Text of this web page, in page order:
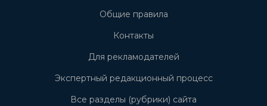
Общие правила
Контакты
Для рекламодателей
Экспертный редакционный процесс
Все разделы (рубрики) сайта